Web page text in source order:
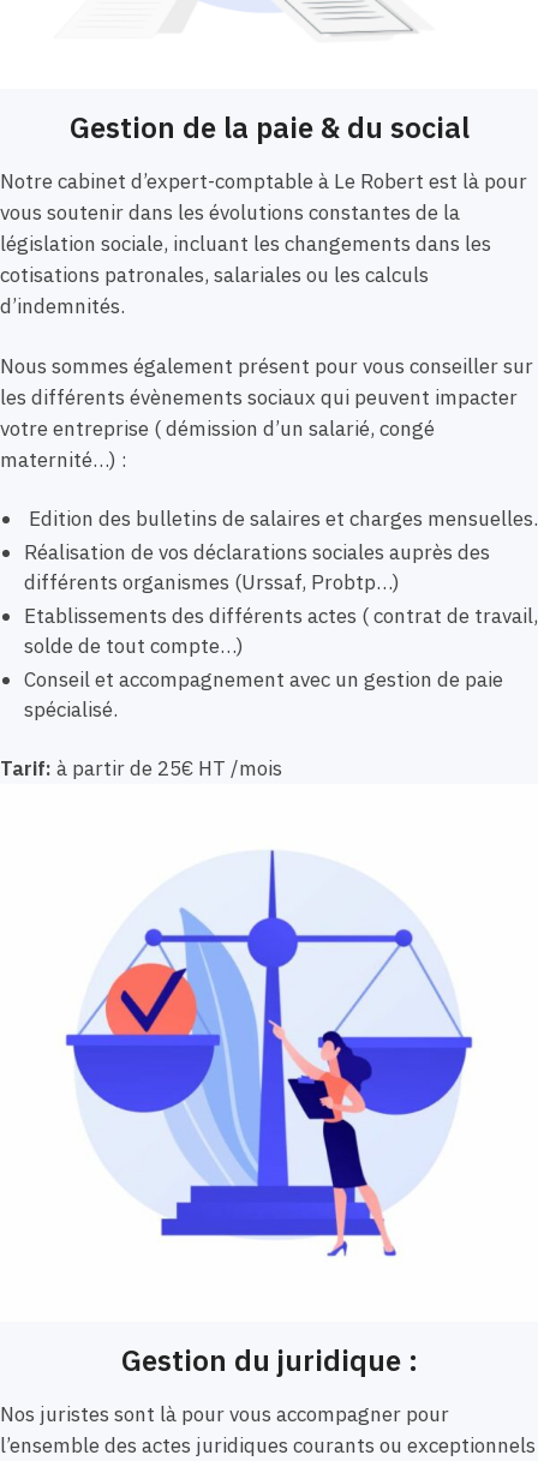
Gestion de la paie & du social
Notre cabinet d’expert-comptable à Le Robert est là pour
vous soutenir dans les évolutions constantes de la
législation sociale, incluant les changements dans les
cotisations patronales, salariales ou les calculs
d’indemnités.
Nous sommes également présent pour vous conseiller sur
les différents évènements sociaux qui peuvent impacter
votre entreprise ( démission d’un salarié, congé
maternité…) :
Edition des bulletins de salaires et charges mensuelles.
Réalisation de vos déclarations sociales auprès des
différents organismes (Urssaf, Probtp…)
Etablissements des différents actes ( contrat de travail,
solde de tout compte…)
Conseil et accompagnement avec un gestion de paie
spécialisé.
Tarif: à partir de 25€ HT /mois
Gestion du juridique :
Nos juristes sont là pour vous accompagner pour
l’ensemble des actes juridiques courants ou exceptionnels